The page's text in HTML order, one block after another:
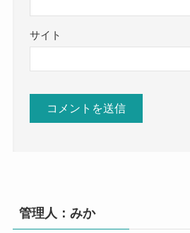
サイト
管理人：みか